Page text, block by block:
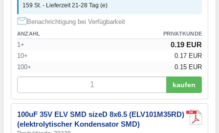
159 St. - Lieferzeit 21-28 Tag (e)
Benachrichtigung bei Verfügbarkeit
ANZAHL PRIVATKUNDE
1+ 0.19 EUR
10+
0.17 EUR
100+
0.15 EUR
kaufen
100uF 35V ELV SMD sizeD 8x6.5 (ELV101M35RD)
(elektrolytischer Kondensator SMD)